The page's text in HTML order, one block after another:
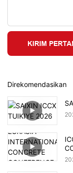
KIRIM
Direkomendasikan